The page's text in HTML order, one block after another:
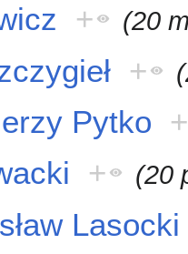
+ (20
+
Pytko +
+ (20
Lasocki